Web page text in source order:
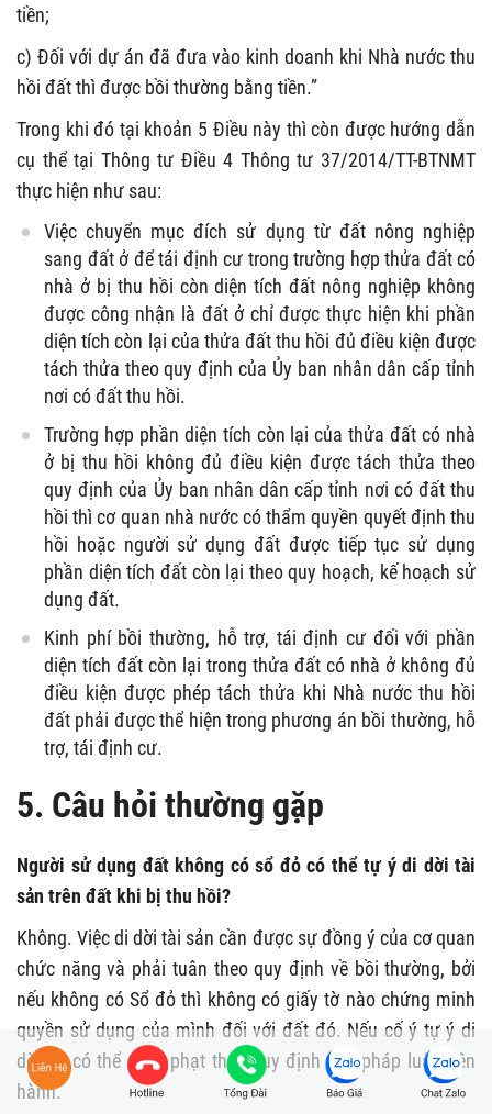
tiền;
c) Đối với dự án đã đưa vào kinh doanh khi Nhà nước thu
hồi đất thì được bồi thường bằng tiền.”
Trong khi đó tại khoản 5 Điều này thì còn được hướng dẫn
cụ thể tại Thông tư Điều 4 Thông tư 37/2014/TT-BTNMT
thực hiện như sau:
Việc chuyển mục đích sử dụng từ đất nông nghiệp
sang đất ở để tái định cư trong trường hợp thửa đất có
nhà ở bị thu hồi còn diện tích đất nông nghiệp không
được công nhận là đất ở chỉ được thực hiện khi phần
diện tích còn lại của thửa đất thu hồi đủ điều kiện được
tách thửa theo quy định của Ủy ban nhân dân cấp tỉnh
nơi có đất thu hồi.
Trường hợp phần diện tích còn lại của thửa đất có nhà
ở bị thu hồi không đủ điều kiện được tách thửa theo
quy định của Ủy ban nhân dân cấp tỉnh nơi có đất thu
hồi thì cơ quan nhà nước có thẩm quyền quyết định thu
hồi hoặc người sử dụng đất được tiếp tục sử dụng
phần diện tích đất còn lại theo quy hoạch, kế hoạch sử
dụng đất.
Kinh phí bồi thường, hỗ trợ, tái định cư đối với phần
diện tích đất còn lại trong thửa đất có nhà ở không đủ
điều kiện được phép tách thửa khi Nhà nước thu hồi
đất phải được thể hiện trong phương án bồi thường, hỗ
trợ, tái định cư.
5. Câu hỏi thường gặp
Người sử dụng đất không có sổ đỏ có thể tự ý di dời tài
sản trên đất khi bị thu hồi?
Không. Việc di dời tài sản cần được sự đồng ý của cơ quan
chức năng và phải tuân theo quy định về bồi thường, bởi
nếu không có Sổ đỏ thì không có giấy tờ nào chứng minh
quyền sử dụng của mình đối với đất đó. Nếu cố ý tự ý di
dời thì có thể sẽ bị phạt theo quy định của pháp luật hiện
hành.